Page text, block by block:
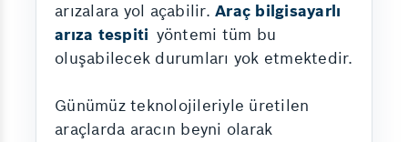
arızalara yol açabilir. Araç bilgisayarlı
arıza tespiti yöntemi tüm bu
oluşabilecek durumları yok etmektedir.
Günümüz teknolojileriyle üretilen
araçlarda aracın beyni olarak